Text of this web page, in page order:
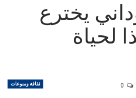
يخترع
لحياة
ثقافة ومنوعات